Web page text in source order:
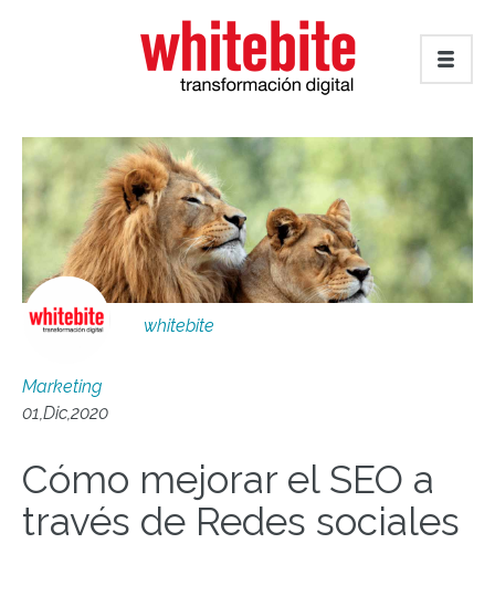
whitebite
Marketing
01,Dic,2020
Cómo mejorar el SEO a
través de Redes sociales